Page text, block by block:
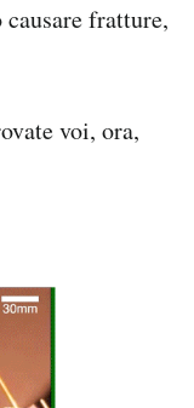
fratture,
voi, ora,